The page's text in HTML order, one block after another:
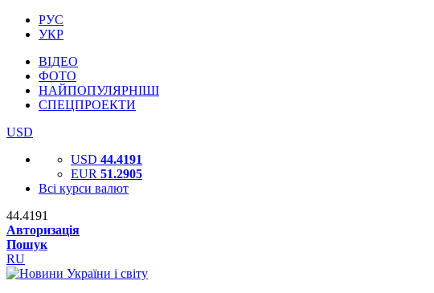
РУС
УКР
ВІДЕО
ФОТО
НАЙПОПУЛЯРНІШІ
СПЕЦПРОЕКТИ
USD
USD 44.4191
EUR 51.2905
Всі курси валют
44.4191
Авторизація
Пошук
RU